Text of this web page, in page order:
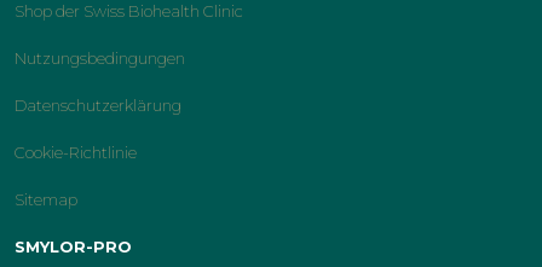
Shop der Swiss Biohealth Clinic
Nutzungsbedingungen
Datenschutzerklärung
Cookie-Richtlinie
Sitemap
SMYLOR-PRO